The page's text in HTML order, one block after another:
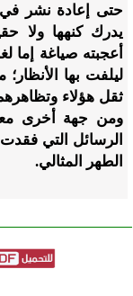
حتى إعادة نشر في
يدرك كنهها ولا
أعجبته صياغة إما
ليلفت بها
ثقل هؤلاء
ومن جهة أخرى
الرسائل التي
الطهر المثالي.